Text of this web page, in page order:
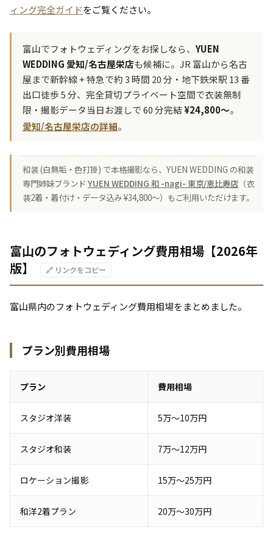
ィング完全ガイドをご覧ください。
富山でフォトウェディングをお探しなら、 YUEN
WEDDING 愛知/名古屋栄店も候補に。JR 富山から名古
屋まで新幹線 + 特急で約 3 時間 20 分・地下鉄栄駅 13 番
出口徒歩 5 分、完全貸切プライベート空間で衣装無制
限・撮影データ当日お渡しで 60 分完結¥24,800〜。
愛知/名古屋栄店の詳細。
和装 (白無垢・色打掛) で本格撮影なら、YUEN WEDDING の和装
専門姉妹ブランド YUEN WEDDING 和 -nagi- 東京/恵比寿店 （衣
装2着・着付け・データ込み ¥34,800〜）もご利用いただけます。
富山のフォトウェディング費用相場【2026年
版】
🔗 リンクをコピー
富山県内のフォトウェディング費用相場をまとめました。
プラン別費用相場
プラン 費用相場
スタジオ洋装 5万〜10万円
スタジオ和装 7万〜12万円
ロケーション撮影 15万〜25万円
和洋2着プラン 20万〜30万円